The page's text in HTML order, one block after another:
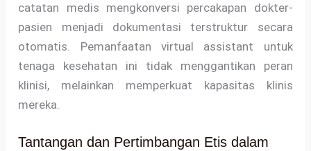
catatan medis mengkonversi percakapan dokter-
pasien menjadi dokumentasi terstruktur secara
otomatis. Pemanfaatan virtual assistant untuk
tenaga kesehatan ini tidak menggantikan peran
klinisi, melainkan memperkuat kapasitas klinis
mereka.
Tantangan dan Pertimbangan Etis dalam